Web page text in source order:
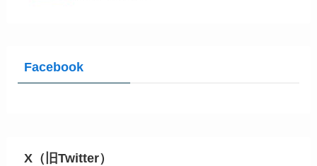
Facebook
X（旧Twitter）